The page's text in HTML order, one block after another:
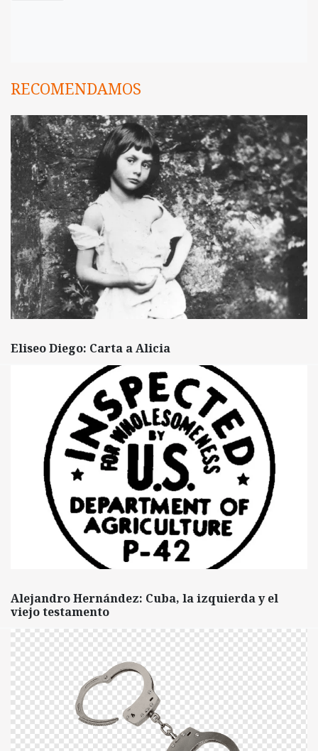
RECOMENDAMOS
Eliseo Diego: Carta a Alicia
Alejandro Hernández: Cuba, la izquierda y el
viejo testamento